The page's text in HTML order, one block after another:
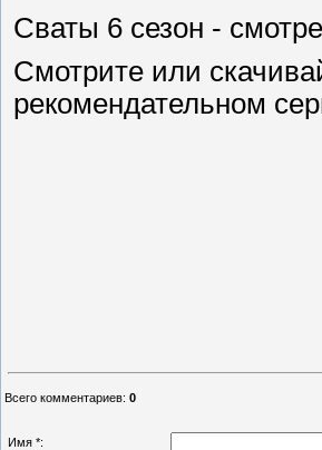
Сваты 6 сезон -
Смотрите или
рекомендательном
Всего комментариев: 0
Имя *: